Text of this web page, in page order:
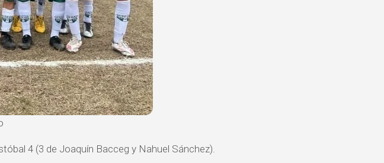
4 (3 de Joaquín Bacceg y Nahuel Sánchez).